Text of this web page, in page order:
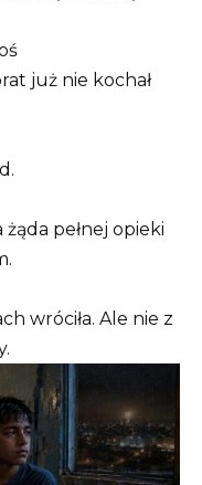
już nie kochał
pełnej opieki
wróciła. Ale nie z